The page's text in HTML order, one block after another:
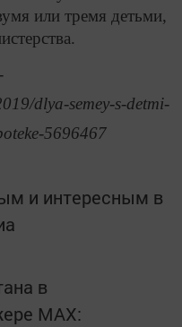
или тремя детьми,
dlya-semey-s-detmi-
5696467
и интересным в
в
MАХ: